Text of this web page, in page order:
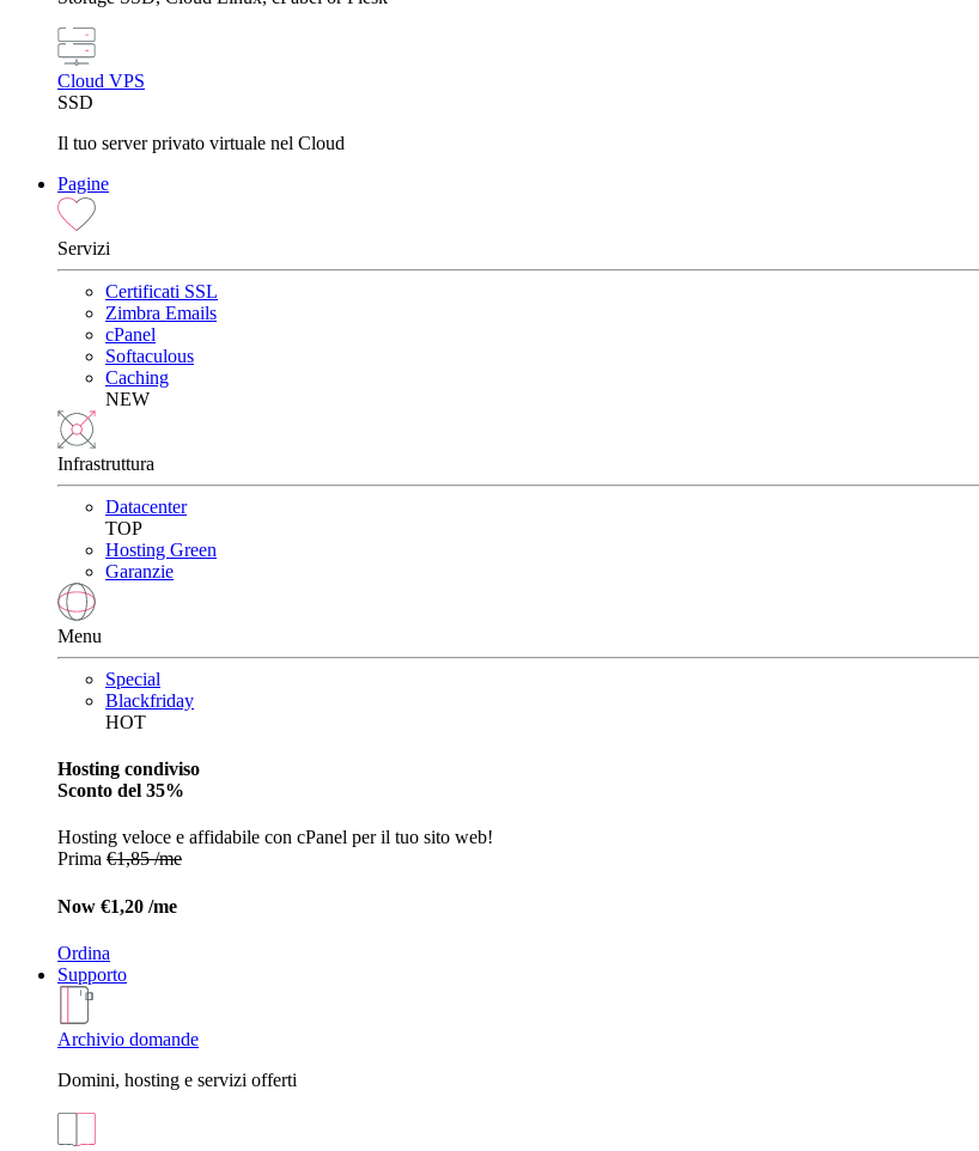
Cloud VPS
SSD
Il tuo server privato virtuale nel Cloud
Pagine
Servizi
Certificati SSL
Zimbra Emails
cPanel
Softaculous
Caching
NEW
Infrastruttura
Datacenter
TOP
Hosting Green
Garanzie
Menu
Special
Blackfriday
HOT
Hosting condiviso
Sconto del 35%
Hosting veloce e affidabile con cPanel per il tuo sito web!
Prima €1,85 /me
Now €1,20 /me
Ordina
Supporto
Archivio domande
Domini, hosting e servizi offerti